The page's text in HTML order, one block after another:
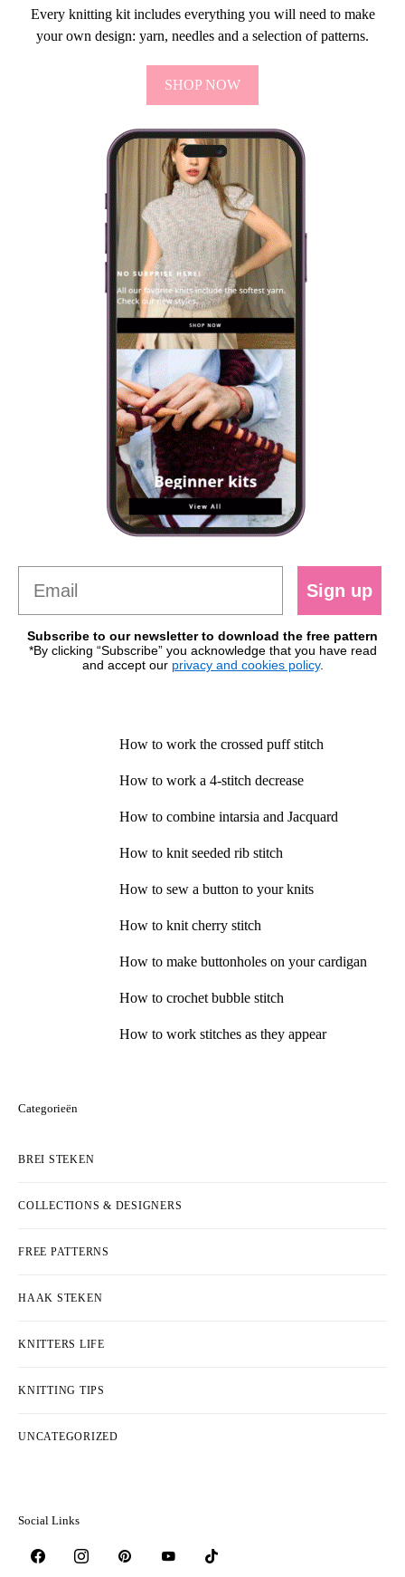
Every knitting kit includes everything you will need to make
your own design: yarn, needles and a selection of patterns.
SHOP NOW
Sign up
Subscribe to our newsletter to download the free pattern
*By clicking “Subscribe” you acknowledge that you have read
and accept our privacy and cookies policy.
How to work the crossed puff stitch
How to work a 4-stitch decrease
How to combine intarsia and Jacquard
How to knit seeded rib stitch
How to sew a button to your knits
How to knit cherry stitch
How to make buttonholes on your cardigan
How to crochet bubble stitch
How to work stitches as they appear
Categorieën
BREI STEKEN
COLLECTIONS & DESIGNERS
FREE PATTERNS
HAAK STEKEN
KNITTERS LIFE
KNITTING TIPS
UNCATEGORIZED
Social Links